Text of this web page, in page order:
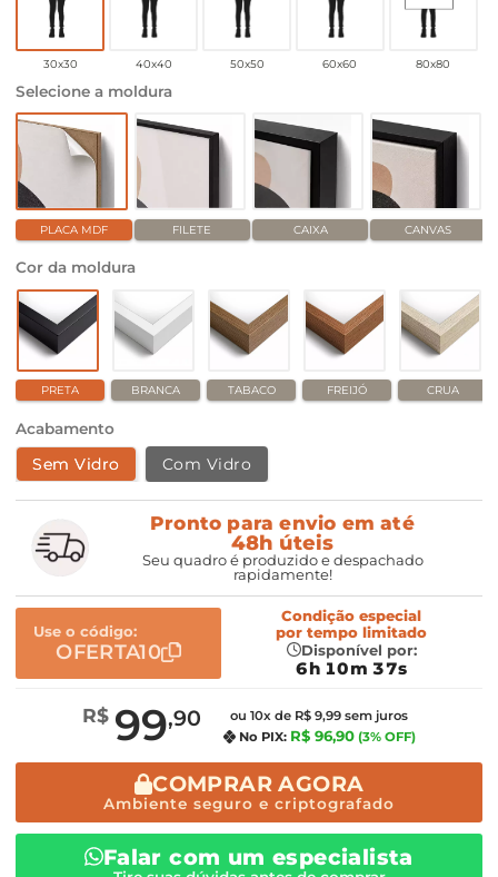
30x30 40x40 50x50 60x60 80x80
Selecione a moldura
PLACA MDF FILETE CAIXA CANVAS
Cor da moldura
PRETA BRANCA TABACO FREIJÓ CRUA
Acabamento
Sem Vidro Com Vidro
Pronto para envio em até
48h úteis
Seu quadro é produzido e despachado
rapidamente!
Use o código:
OFERTA10
Condição especial
por tempo limitado
Disponível por:
6h 10m 37s
R$ 99,90
ou 10x de R$ 9,99 sem juros
No PIX: R$ 96,90 (3% OFF)
COMPRAR AGORA
Ambiente seguro e criptografado
Falar com um especialista